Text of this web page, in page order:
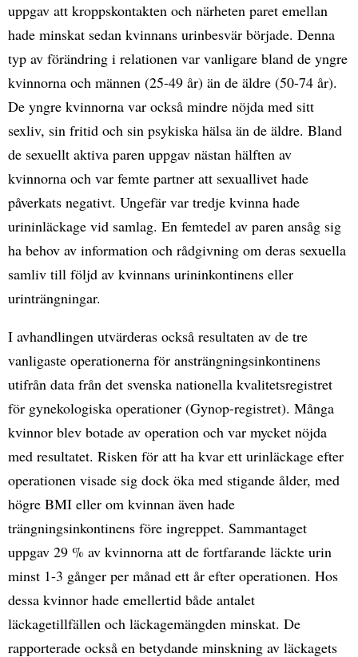
uppgav att kroppskontakten och närheten paret emellan
hade minskat sedan kvinnans urinbesvär började. Denna
typ av förändring i relationen var vanligare bland de yngre
kvinnorna och männen (25-49 år) än de äldre (50-74 år).
De yngre kvinnorna var också mindre nöjda med sitt
sexliv, sin fritid och sin psykiska hälsa än de äldre. Bland
de sexuellt aktiva paren uppgav nästan hälften av
kvinnorna och var femte partner att sexuallivet hade
påverkats negativt. Ungefär var tredje kvinna hade
urininläckage vid samlag. En femtedel av paren ansåg sig
ha behov av information och rådgivning om deras sexuella
samliv till följd av kvinnans urininkontinens eller
urinträngningar.
I avhandlingen utvärderas också resultaten av de tre
vanligaste operationerna för ansträngningsinkontinens
utifrån data från det svenska nationella kvalitetsregistret
för gynekologiska operationer (Gynop-registret). Många
kvinnor blev botade av operation och var mycket nöjda
med resultatet. Risken för att ha kvar ett urinläckage efter
operationen visade sig dock öka med stigande ålder, med
högre BMI eller om kvinnan även hade
trängningsinkontinens före ingreppet. Sammantaget
uppgav 29 % av kvinnorna att de fortfarande läckte urin
minst 1-3 gånger per månad ett år efter operationen. Hos
dessa kvinnor hade emellertid både antalet
läckagetillfällen och läckagemängden minskat. De
rapporterade också en betydande minskning av läckagets